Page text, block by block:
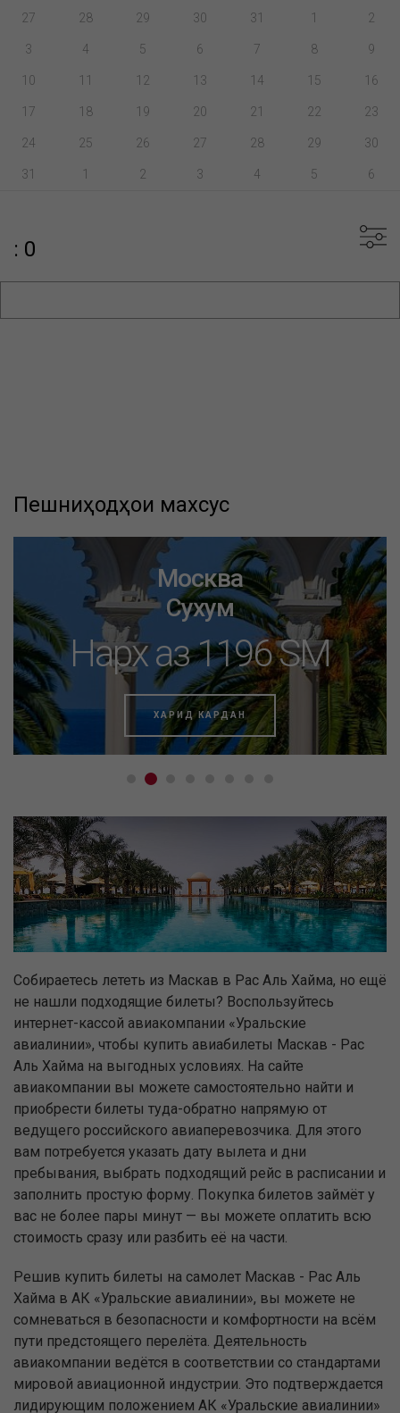
27 28 29 30 31 1 2
3 4 5 6 7 8 9
10 11 12 13 14 15 16
17 18 19 20 21 22 23
24 25 26 27 28 29 30
31 1 2 3 4 5 6
: 0
Пешниҳодҳои махсус
Москва
Сухум
Нарх аз 1196 SM
ХАРИД КАРДАН
Собираетесь лететь из Маскав в Рас Аль Хайма, но ещё
не нашли подходящие билеты? Воспользуйтесь
интернет-кассой авиакомпании «Уральские
авиалинии», чтобы купить авиабилеты Маскав - Рас
Аль Хайма на выгодных условиях. На сайте
авиакомпании вы можете самостоятельно найти и
приобрести билеты туда-обратно напрямую от
ведущего российского авиаперевозчика. Для этого
вам потребуется указать дату вылета и дни
пребывания, выбрать подходящий рейс в расписании и
заполнить простую форму. Покупка билетов займёт у
вас не более пары минут — вы можете оплатить всю
стоимость сразу или разбить её на части.
Решив купить билеты на самолет Маскав - Рас Аль
Хайма в АК «Уральские авиалинии», вы можете не
сомневаться в безопасности и комфортности на всём
пути предстоящего перелёта. Деятельность
авиакомпании ведётся в соответствии со стандартами
мировой авиационной индустрии. Это подтверждается
лидирующим положением АК «Уральские авиалинии»